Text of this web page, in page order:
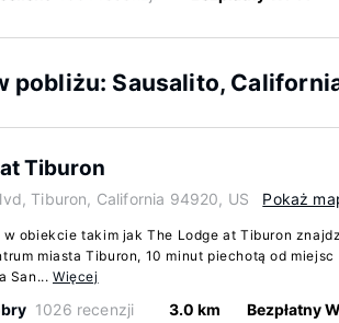
pobliżu: Sausalito,
Tiburon
Tiburon, California 94920, US Pokaż
obiekcie takim jak The Lodge at Tiburon
miasta Tiburon, 10 minut piechotą od miejsc
San... Więcej
1026 recenzji 3.0 km Bezpłatny